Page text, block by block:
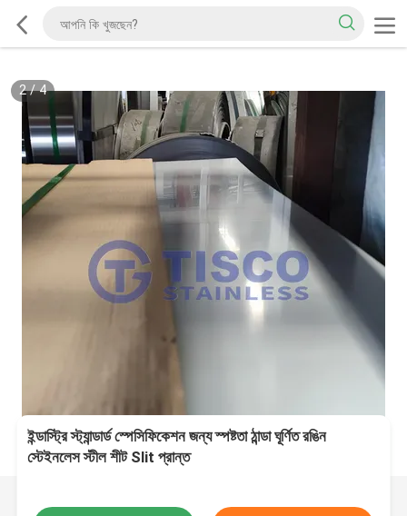
2/4
ইন্ডাস্ট্রি স্ট্যান্ডার্ড স্পেসিফিকেশন জন্য স্পষ্টতা ঠান্ডা ঘূর্ণিত রঙিন
স্টেইনলেস স্টীল শীট Slit প্রান্ত